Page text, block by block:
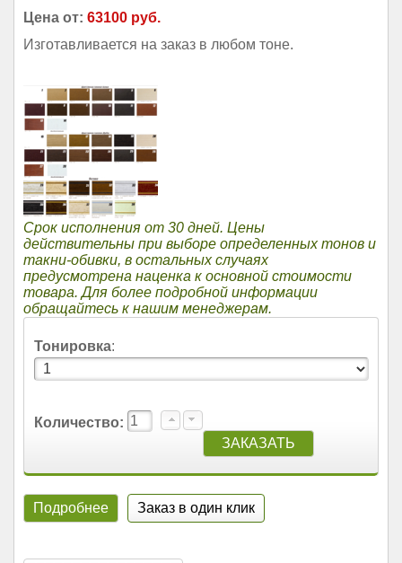
Цена от: 63100 руб.
Изготавливается на заказ в любом тоне.
Срок исполнения от 30 дней. Цены
действительны при выборе определенных тонов и
такни-обивки, в остальных случаях
предусмотрена наценка к основной стоимости
товара. Для более подробной информации
обращайтесь к нашим менеджерам.
Тонировка:
Количество:
Подробнее Заказ в один клик